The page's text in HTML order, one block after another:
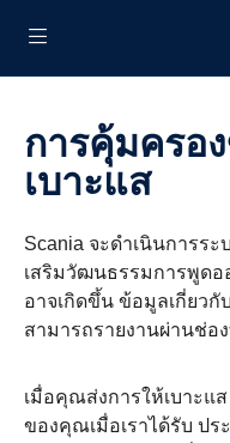
การคุ้มครองข้อมูลผู้แจ้ง
เบาะแส
Scania จะดำเนินการระ
เสริมวัฒนธรรมการพูดอ
อาจเกิดขึ้น ข้อมูลเกี่ยวกั
สามารถรายงานผ่านช่อ
เมื่อคุณส่งการให้เบาะแ
ของคุณเมื่อเราได้รับ ปร